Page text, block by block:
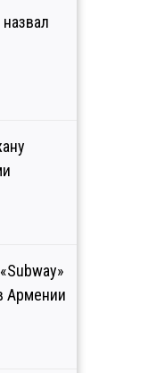
Армении